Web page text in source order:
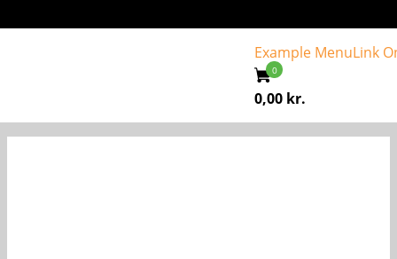
Example MenuLink
0,00 kr.